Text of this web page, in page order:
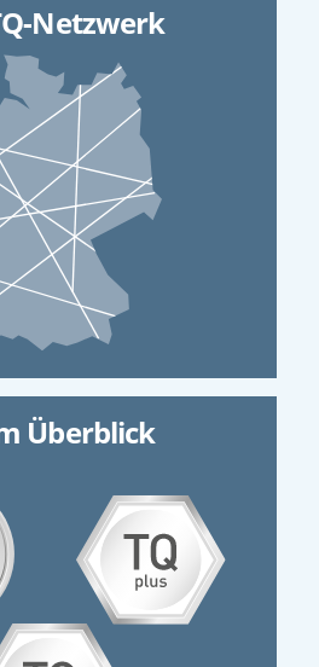
Netzwerk
Überblick